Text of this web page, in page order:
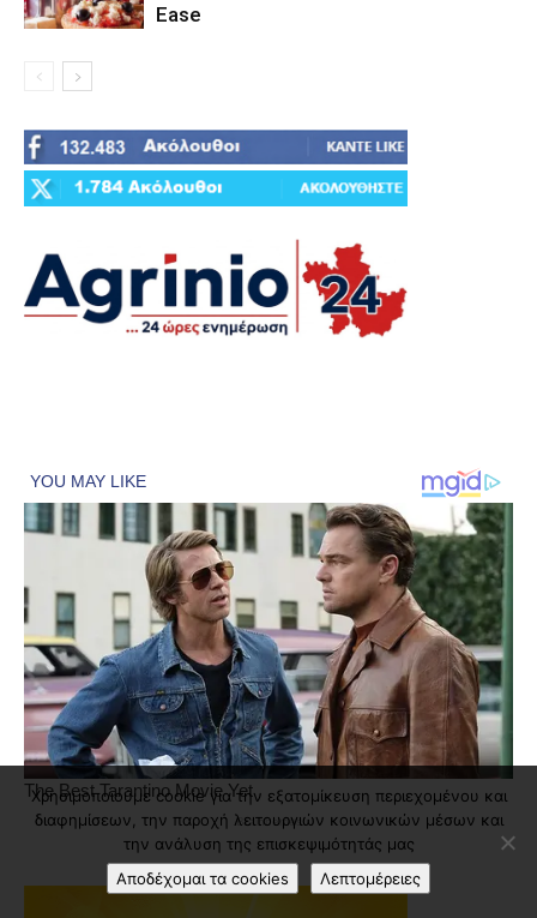
Ease
Χρησιμοποιούμε cookie για την εξατομίκευση περιεχομένου και
διαφημίσεων, την παροχή λειτουργιών κοινωνικών μέσων και
την ανάλυση της επισκεψιμότητάς μας
Αποδέχομαι τα cookies
Λεπτομέρειες